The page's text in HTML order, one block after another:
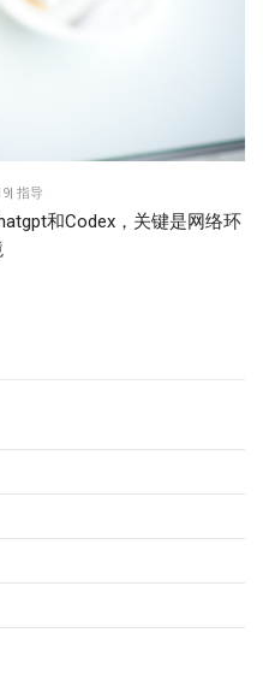
指导
和Codex，关键是网络环